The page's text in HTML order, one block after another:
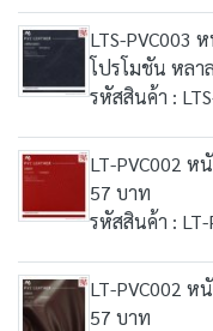
LTS-PVC003
โปรโมชัน หลา
รหัสสินค้า :
LT-PVC002 ห
57 บาท
รหัสสินค้า : LT-
LT-PVC002 ห
57 บาท